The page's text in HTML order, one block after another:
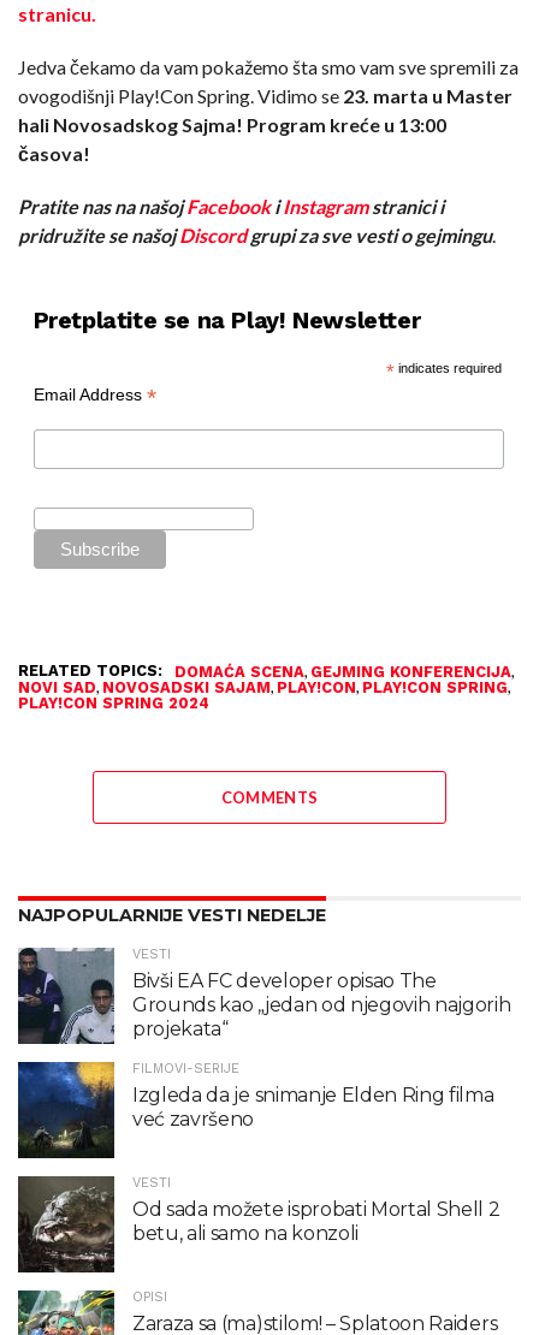
stranicu.
Jedva čekamo da vam pokažemo šta smo vam sve spremili za
ovogodišnji Play!Con Spring. Vidimo se 23. marta u Master
hali Novosadskog Sajma! Program kreće u 13:00
časova!
Pratite nas na našojFacebookiInstagramstranici i
pridružite se našojDiscordgrupi za sve vesti o gejmingu.
Pretplatite se na Play! Newsletter
*indicates required
Email Address *
RELATED TOPICS: DOMAĆA SCENA, GEJMING KONFERENCIJA,
NOVI SAD, NOVOSADSKI SAJAM, PLAY!CON, PLAY!CON SPRING,
PLAY!CON SPRING 2024
COMMENTS
NAJPOPULARNIJE VESTI NEDELJE
VESTI
Bivši EA FC developer opisao The
Grounds kao „jedan od njegovih najgorih
projekata“
FILMOVI-SERIJE
Izgleda da je snimanje Elden Ring filma
već završeno
VESTI
Od sada možete isprobati Mortal Shell 2
betu, ali samo na konzoli
OPISI
Zaraza sa (ma)stilom! – Splatoon Raiders